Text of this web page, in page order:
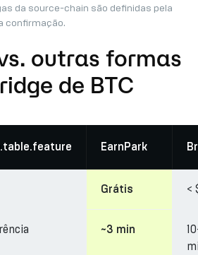
da source-chain são definidas pela
confirmação.
outras formas
de BTC
EarnPark
Grátis <
~3 min